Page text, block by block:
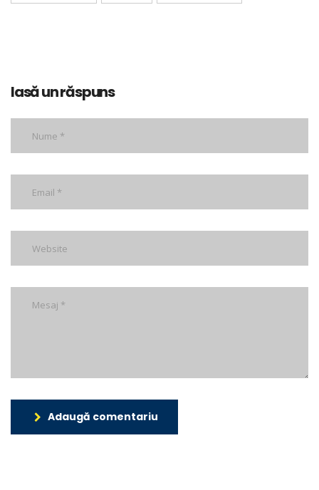
lasă un răspuns
Adaugă comentariu